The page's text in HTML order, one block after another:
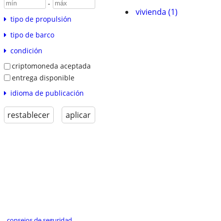
-
tipo de propulsión
tipo de barco
condición
criptomoneda aceptada
entrega disponible
idioma de publicación
restablecer aplicar
vivienda (1)